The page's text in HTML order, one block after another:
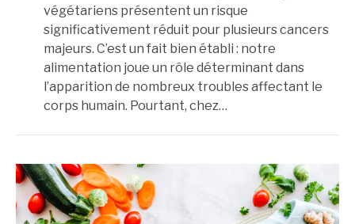
végétariens présentent un risque
significativement réduit pour plusieurs cancers
majeurs. C’est un fait bien établi : notre
alimentation joue un rôle déterminant dans
l’apparition de nombreux troubles affectant le
corps humain. Pourtant, chez…